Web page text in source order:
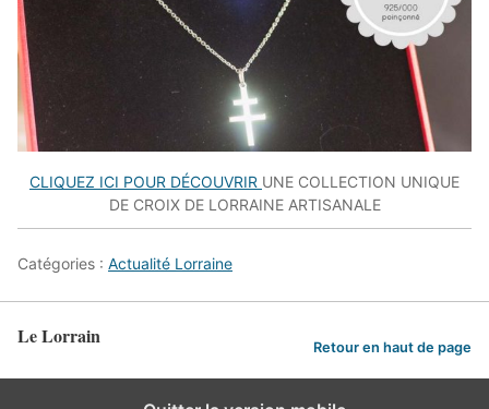
CLIQUEZ ICI POUR DÉCOUVRIR UNE COLLECTION UNIQUE
DE CROIX DE LORRAINE ARTISANALE
Catégories : Actualité Lorraine
Le Lorrain Retour en haut de page